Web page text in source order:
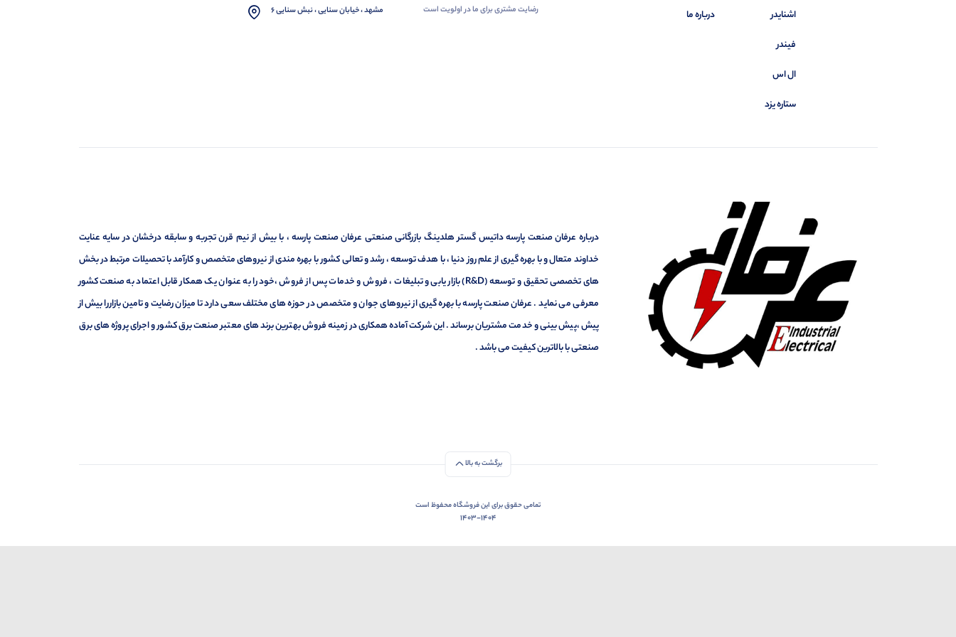
اشنایدر
فیندر
ال اس
ستاره یزد
درباره ما
رضایت مشتری برای ما در اولویت است
مشهد ، خیابان سنایی ، نبش سنایی 6
درباره عرفان صنعت پارسه داتیس گستر هلدینگ بازرگانی صنعتی عرفان صنعت پارسه ، با بیش از نیم قرن تجربه و سابقه درخشان در سایه عنایت
خداوند متعال و با بهره گیری از علم روز دنیا ، با هدف توسعه ، رشد و تعالی کشور با بهره مندی از نیروهای متخصص و کارآمد با تحصیلات مرتبط در بخش
های تخصصی تحقیق و توسعه (R&D) بازار یابی و تبلیغات ، فروش و خدمات پس از فروش ،خود را به عنوان یک همکار قابل اعتماد به صنعت کشور
معرفی می نماید . عرفان صنعت پارسه با بهره گیری از نیروهای جوان و متخصص در حوزه های مختلف سعی دارد تا میزان رضایت و تامین بازاررا بیش از
پیش ،پیش بینی و خدمت مشتریان برساند . این شرکت آماده همکاری در زمینه فروش بهترین برند های معتبر صنعت برق کشور و اجرای پروژه های برق
صنعتی با بالاترین کیفیت می باشد .
برگشت به بالا
تمامی حقوق برای این فروشگاه محفوظ است
1403-1404